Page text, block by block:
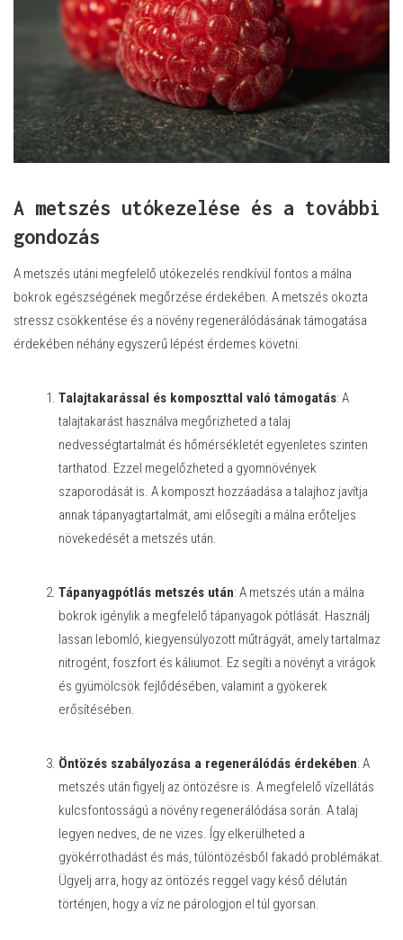
A metszés utókezelése és a további
gondozás
A metszés utáni megfelelő utókezelés rendkívül fontos a málna
bokrok egészségének megőrzése érdekében. A metszés okozta
stressz csökkentése és a növény regenerálódásának támogatása
érdekében néhány egyszerű lépést érdemes követni.
Talajtakarással és komposzttal való támogatás: A
talajtakarást használva megőrizheted a talaj
nedvességtartalmát és hőmérsékletét egyenletes szinten
tarthatod. Ezzel megelőzheted a gyomnövények
szaporodását is. A komposzt hozzáadása a talajhoz javítja
annak tápanyagtartalmát, ami elősegíti a málna erőteljes
növekedését a metszés után.
Tápanyagpótlás metszés után: A metszés után a málna
bokrok igénylik a megfelelő tápanyagok pótlását. Használj
lassan lebomló, kiegyensúlyozott műtrágyát, amely tartalmaz
nitrogént, foszfort és káliumot. Ez segíti a növényt a virágok
és gyümölcsök fejlődésében, valamint a gyökerek
erősítésében.
Öntözés szabályozása a regenerálódás érdekében: A
metszés után figyelj az öntözésre is. A megfelelő vízellátás
kulcsfontosságú a növény regenerálódása során. A talaj
legyen nedves, de ne vizes. Így elkerülheted a
gyökérrothadást és más, túlöntözésből fakadó problémákat.
Ügyelj arra, hogy az öntözés reggel vagy késő délután
történjen, hogy a víz ne párologjon el túl gyorsan.